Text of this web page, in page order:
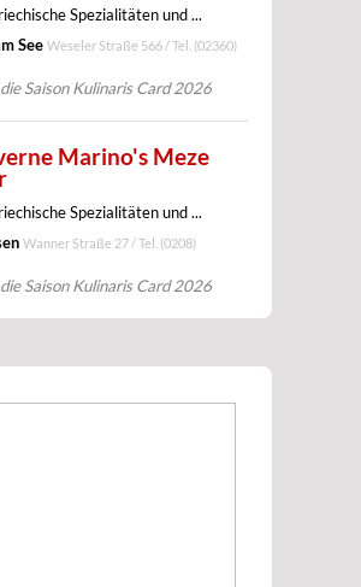
Spezialitäten und ...
See Weseler Straße 566 / Tel. (02360)
Saison Kulinaris Card 2026
Marino's Meze
Spezialitäten und ...
Wanner Straße 27 / Tel. (0208)
Saison Kulinaris Card 2026